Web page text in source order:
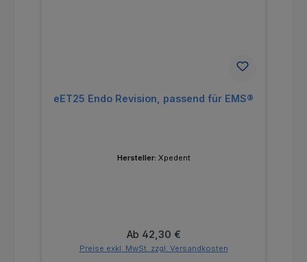
eET25 Endo Revision, passend für EMS®
Hersteller: Xpedent
Regulärer Preis:
Ab 42,30 €
Preise exkl. MwSt. zzgl. Versandkosten